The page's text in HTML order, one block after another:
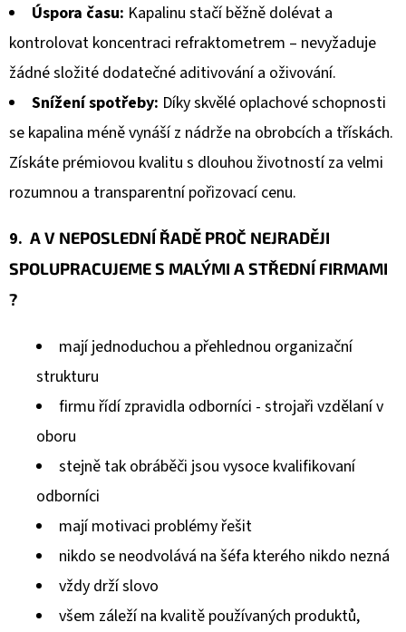
Úspora času: Kapalinu stačí běžně dolévat a
kontrolovat koncentraci refraktometrem – nevyžaduje
žádné složité dodatečné aditivování a oživování.
Snížení spotřeby: Díky skvělé oplachové schopnosti
se kapalina méně vynáší z nádrže na obrobcích a třískách.
Získáte prémiovou kvalitu s dlouhou životností za velmi
rozumnou a transparentní pořizovací cenu.
9. A V NEPOSLEDNÍ ŘADĚ PROČ NEJRADĚJI
SPOLUPRACUJEME S MALÝMI A STŘEDNÍ FIRMAMI
?
mají jednoduchou a přehlednou organizační
strukturu
firmu řídí zpravidla odborníci - strojaři vzdělaní v
oboru
stejně tak obráběči jsou vysoce kvalifikovaní
odborníci
mají motivaci problémy řešit
nikdo se neodvolává na šéfa kterého nikdo nezná
vždy drží slovo
všem záleží na kvalitě používaných produktů,